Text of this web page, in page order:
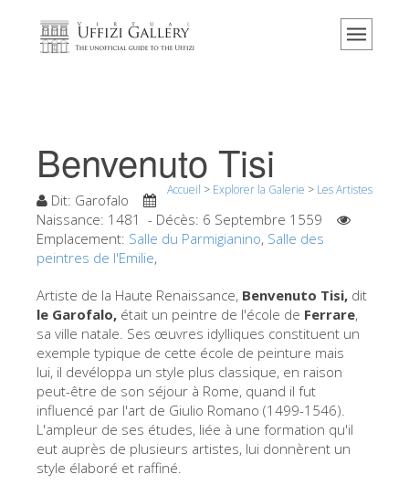
Accueil
Événements et expositions
L' avis des visiteurs
Contact
Explorer la Galerie
Réserver
Visite virtuelle
Les Oeuvres
Les Salles
Les Artistes
Les nouvelles salles
Benvenuto Tisi
Accueil > Explorer la Galerie > Les Artistes
Dit: Garofalo
Naissance: 1481 - Décès: 6 Septembre 1559
Emplacement: Salle du Parmigianino, Salle des
peintres de l'Emilie,
Artiste de la Haute Renaissance, Benvenuto Tisi, dit
le Garofalo, était un peintre de l'école de Ferrare,
sa ville natale. Ses œuvres idylliques constituent un
exemple typique de cette école de peinture mais
lui, il devéloppa un style plus classique, en raison
peut-être de son séjour à Rome, quand il fut
influencé par l'art de Giulio Romano (1499-1546).
L'ampleur de ses études, liée à une formation qu'il
eut auprès de plusieurs artistes, lui donnèrent un
style élaboré et raffiné.